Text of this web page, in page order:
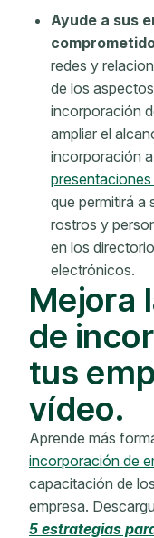
Ayude a sus
redes y
de los
incorporación
ampliar el
incorporación
presentaciones
que permitirá a
rostros y
en los
electrónicos.
Mejora
de
tus
vídeo.
Aprende más
incorporación de
capacitación de
empresa.
5 estrategias